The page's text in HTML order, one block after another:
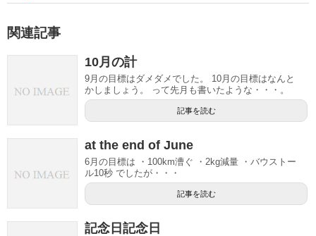
関連記事
10月の計
9月の目標はダメダメでした。 10月の目標はなんと
かしましょう。 って先月も書いたような・・・。
記事を読む
at the end of June
6月の目標は ・100km漕ぐ ・2kg減量 ・バウストー
ル10秒 でしたが・・・
記事を読む
記念日記念日